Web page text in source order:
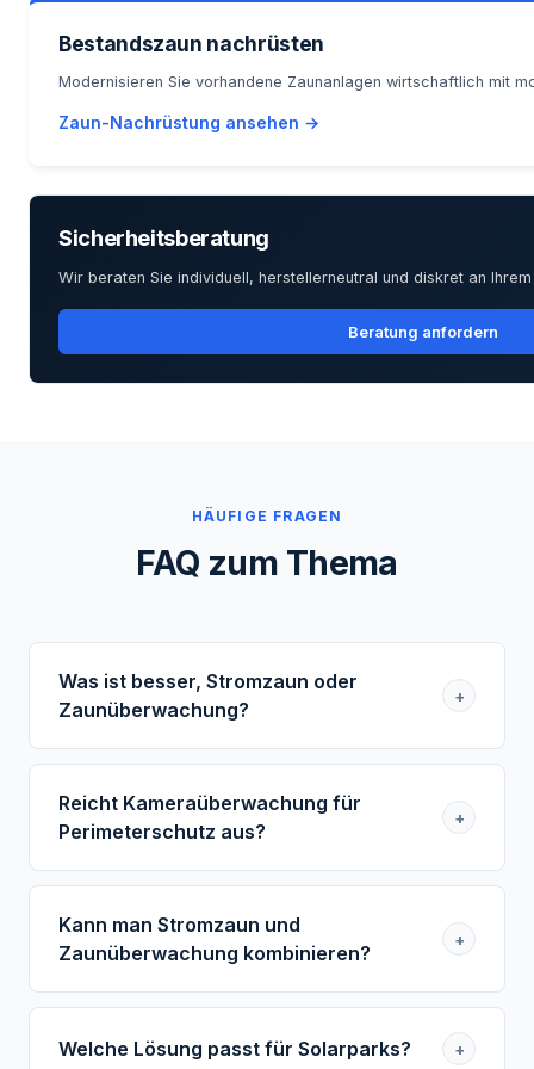
Bestandszaun nachrüsten
Modernisieren Sie vorhandene Zaunanlagen wirtschaftlich mit
Zaun-Nachrüstung ansehen →
Sicherheitsberatung
Wir beraten Sie individuell, herstellerneutral und diskret an
Beratung anfordern
HÄUFIGE FRAGEN
FAQ zum Thema
Was ist besser, Stromzaun oder
Zaunüberwachung?
+
Das hängt vom Ziel ab. Ein Stromzaun kann
abschreckend wirken. Eine Zaunüberwachung
kann Ereignisse am Zaun früher erkennbar
Reicht Kameraüberwachung für
Perimeterschutz aus?
+
Nicht immer. Kameras machen Ereignisse sichtbar.
Häufig ist zusätzlich Detektion durch
Zaunüberwachung oder Stromzaun sinnvoll.
Kann man Stromzaun und
Zaunüberwachung kombinieren?
+
Ja. Je nach Standort kann eine Kombination
sinnvoll sein. rotec prüft die technische Eignung
Welche Lösung passt für Solarparks? +